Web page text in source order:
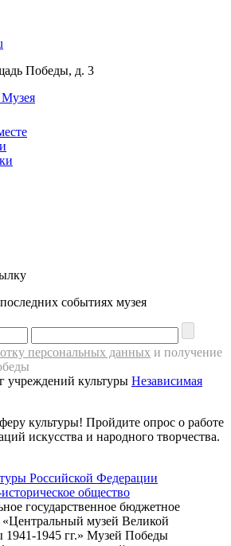
Победы, д. 3
событиях музея
персональных данных и получение
учреждений культуры Независимая
культуры! Пройдите опрос о работе
искусства и народного творчества.
государственное бюджетное
музей Великой
1941-1945 гг.» Музей Победы